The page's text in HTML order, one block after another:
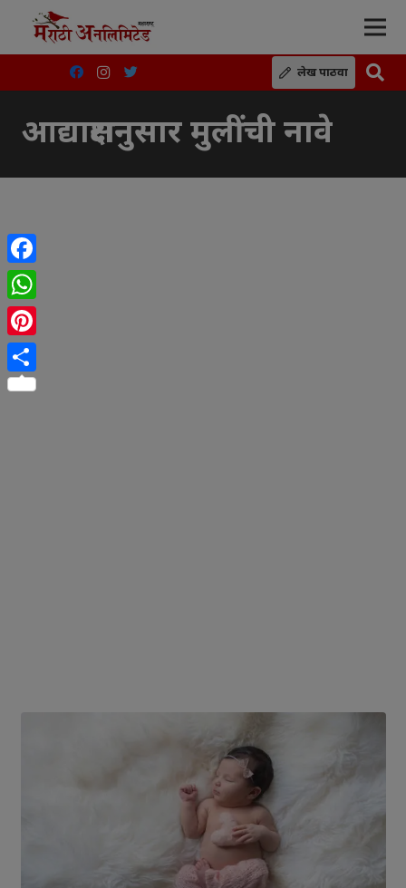
लेख पाठवा
आद्याक्षरानुसार मुलींची नावे
Facebook
WhatsApp
Pinterest
Share